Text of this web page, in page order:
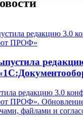
редакцию 3.0
ПРОФ». Обновление
файлами и